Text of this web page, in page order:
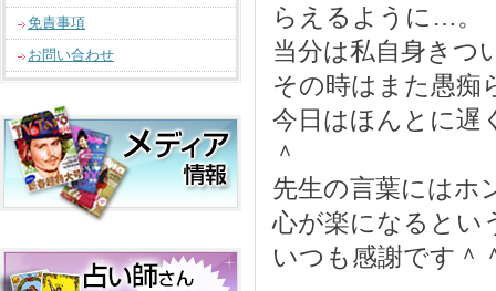
免責事項
お問い合わせ
らえるように…。
当分は私自身き
その時はまた愚痴
今日はほんとに遅
＾
先生の言葉にはホ
心が楽になると
いつも感謝です＾